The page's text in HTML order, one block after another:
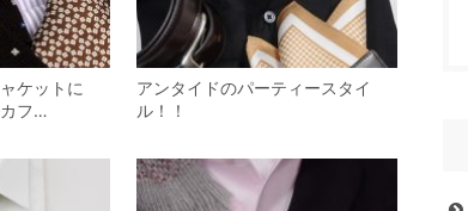
ケットに
フ…
アンタイドのパーティースタイ
ル！！